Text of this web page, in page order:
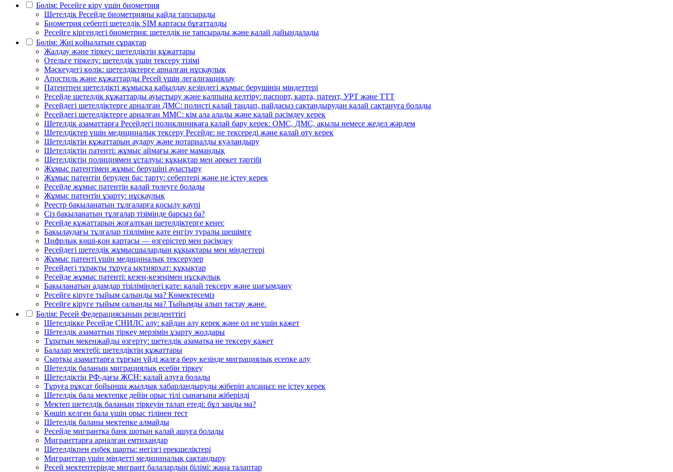
Бөлім: Ресейге кіру үшін биометрия
Шетелдік Ресейде биометрияны қайда тапсырады
Биометрия себепті шетелдік SIM картасы бұғатталды
Ресейге кіргендегі биометрия: шетелдік не тапсырады және қалай дайындалады
Бөлім: Жиі қойылатын сұрақтар
Жалдау және тіркеу: шетелдіктің құжаттары
Отельге тіркелу: шетелдік үшін тексеру тізімі
Мәскеудегі көлік: шетелдіктерге арналған нұсқаулық
Апостиль және құжаттарды Ресей үшін легализациялау
Патентпен шетелдікті жұмысқа қабылдау кезіндегі жұмыс берушінің міндеттері
Ресейде шетелдік құжаттарды ауыстыру және қалпына келтіру: паспорт, карта, патент, УРТ және ТТТ
Ресейдегі шетелдіктерге арналған ДМС: полисті қалай таңдап, пайдасыз сақтандырудан қалай сақтануға болады
Ресейдегі шетелдіктерге арналған ММС: кім ала алады және қалай рәсімдеу керек
Шетелдік азаматтарға Ресейдегі поликлиникаға қалай бару керек: ОМС, ДМС, ақылы немесе жедел жәрдем
Шетелдіктер үшін медициналық тексеру Ресейде: не тексереді және қалай өту керек
Шетелдіктің құжаттарын аудару және нотариалды куәландыру
Шетелдіктің патенті: жұмыс аймағы және мамандық
Шетелдіктің полициямен ұсталуы: құқықтар мен әрекет тәртібі
Жұмыс патентімен жұмыс берушіні ауыстыру
Жұмыс патентін беруден бас тарту: себептері және не істеу керек
Ресейде жұмыс патентін қалай төлеуге болады
Жұмыс патентін ұзарту: нұсқаулық
Реестр бақыланатын тұлғаларға қосылу қаупі
Сіз бақыланатын тұлғалар тізімінде барсыз ба?
Ресейде құжаттарын жоғалтқан шетелдіктерге кеңес
Бақылаудағы тұлғалар тізіліміне қате енгізу туралы шешімге
Цифрлық көші-қон картасы — өзгерістер мен рәсімдеу
Ресейдегі шетелдік жұмысшылардың құқықтары мен міндеттері
Жұмыс патенті үшін медициналық тексерулер
Ресейдегі тұрақты тұруға ықтиярхат: құқықтар
Ресейде жұмыс патенті: кезең-кезеңімен нұсқаулық
Бақыланатын адамдар тізіліміндегі қате: қалай тексеру және шағымдану
Ресейге кіруге тыйым салынды ма? Көмектесеміз
Ресейге кіруге тыйым салынды ма? Тыйымды алып тастау және.
Бөлім: Ресей Федерациясының резиденттігі
Шетелдікке Ресейде СНИЛС алу: қайдан алу керек және ол не үшін қажет
Шетелдік азаматтың тіркеу мерзімін ұзарту жолдары
Тұратын мекенжайды өзгерту: шетелдік азаматқа не тексеру қажет
Балалар мектебі: шетелдіктің құжаттары
Сыртқы азаматтарға тұрғын үйді жалға беру кезінде миграциялық есепке алу
Шетелдік баланың миграциялық есебін тіркеу
Шетелдіктің РФ-дағы ЖСН: қалай алуға болады
Тұруға рұқсат бойынша жылдық хабарландыруды жіберіп алсаңыз: не істеу керек
Шетелдік бала мектепке дейін орыс тілі сынағына жіберілді
Мектеп шетелдік баланың тіркеуін талап етеді: бұл заңды ма?
Көшіп келген бала үшін орыс тілінен тест
Шетелдік баланы мектепке алмайды
Ресейде мигрантқа банк шотын қалай ашуға болады
Мигранттарға арналған емтихандар
Шетелдікпен еңбек шарты: негізгі ерекшеліктері
Мигранттар үшін міндетті медициналық сақтандыру
Ресей мектептерінде мигрант балалардың білімі: жаңа талаптар